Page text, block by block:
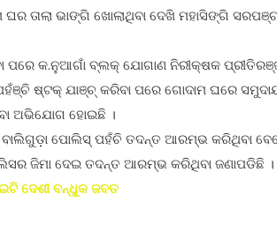
ଘର ତାଲା ଭାଙ୍ଗି ଖୋଲାଥିବା ଦେଖି ମହାସିଙ୍ଗି
ପରେ କ.ନୁଆଗାଁ ବ୍ଲକ୍ ଯୋଗାଣ ନିରୀକ୍ଷକ
ଷ୍ଟକ୍ ଯାଞ୍ଚ୍ କରିବା ପରେ ଗୋଦାମ ଘରେ ସମୁଦାୟ
ଅଭିଯୋଗ ହୋଇଛି ।
ପୋଲିସ୍ ପହଁଚି ତଦନ୍ତ ଆରମ୍ଭ କରିଥିବା
ଜିମା ଦେଇ ତଦନ୍ତ ଆରମ୍ଭ କରିଥିବା ଜଣାପଡିଛି ।
ଦେଶୀ ବନ୍ଧୁକ ଜବତ